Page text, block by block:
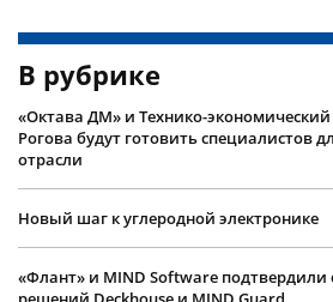
В рубрике
«Октава ДМ» и Технико-
Рогова будут готовить специалистов
отрасли
Новый шаг к углеродной электронике
«Флант» и MIND Software подтвердили